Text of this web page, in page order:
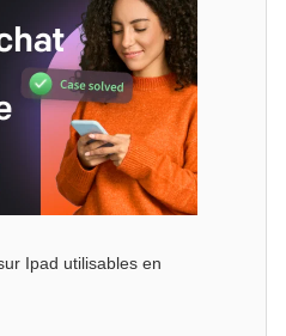
Ipad utilisables en